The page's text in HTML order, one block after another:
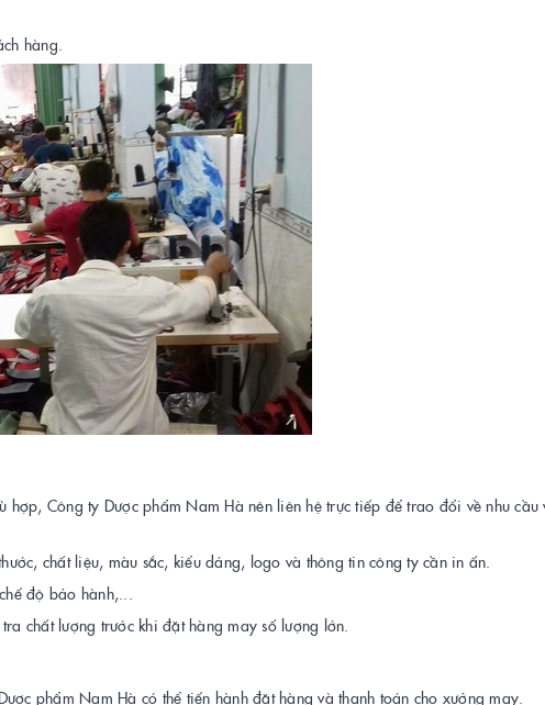
hàng.
hợp, Công ty Dược phẩm Nam Hà nên liên hệ trực tiếp để trao đổi về nhu cầu
chất liệu, màu sắc, kiểu dáng, logo và thông tin công ty cần in ấn.
độ bảo hành,...
chất lượng trước khi đặt hàng may số lượng lớn.
phẩm Nam Hà có thể tiến hành đặt hàng và thanh toán cho xưởng may.